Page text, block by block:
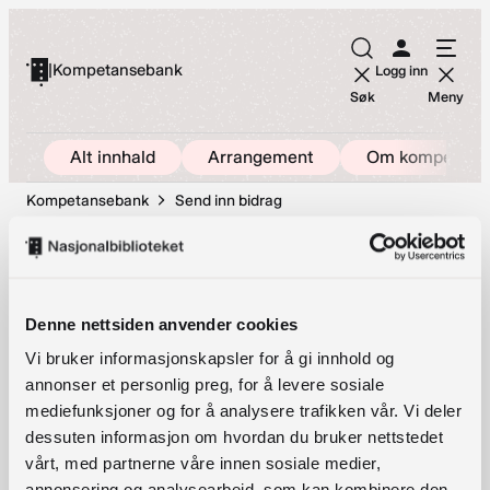
Denne nettsiden anvender cookies
Vi bruker informasjonskapsler for å gi innhold og
annonser et personlig preg, for å levere sosiale
mediefunksjoner og for å analysere trafikken vår. Vi deler
dessuten informasjon om hvordan du bruker nettstedet
vårt, med partnerne våre innen sosiale medier,
innhold
|Kompetansebank
Søk
Logg inn
Meny
Alt innhald Arrangement Om
Kompetansebank Send inn bidrag
Lyd
Snarveier
Send inn bidrag
Arrangementer